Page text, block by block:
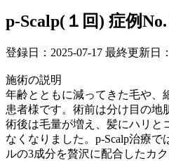
p-Scalp(１回) 症例No.
登録日：2025-07-17 最終更新日
施術の説明
年齢とともに減ってきた毛や、
患者様です。術前は分け目の地
術後は毛量が増え、髪にハリと
なくなりました。p-Scalp治療で
ルの3成分を贅沢に配合したカ